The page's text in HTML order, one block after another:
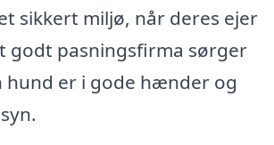
sikkert miljø, når deres ejer
godt pasningsfirma sørger
hund er i gode hænder og